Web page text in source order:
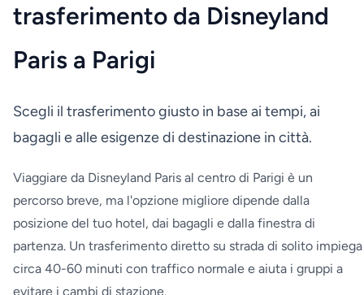
trasferimento da Disneyland
Paris a Parigi
Scegli il trasferimento giusto in base ai tempi, ai
bagagli e alle esigenze di destinazione in città.
Viaggiare da Disneyland Paris al centro di Parigi è un
percorso breve, ma l'opzione migliore dipende dalla
posizione del tuo hotel, dai bagagli e dalla finestra di
partenza. Un trasferimento diretto su strada di solito impiega
circa 40-60 minuti con traffico normale e aiuta i gruppi a
evitare i cambi di stazione.